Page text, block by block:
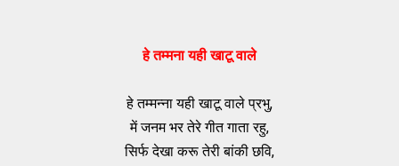
हे तम्मना यही खाटू वाले
हे तम्मन्ना यही खाटू वाले प्रभु,
में जनम भर तेरे गीत गाता रहु,
सिर्फ देखा करू तेरी बांकी छवि,